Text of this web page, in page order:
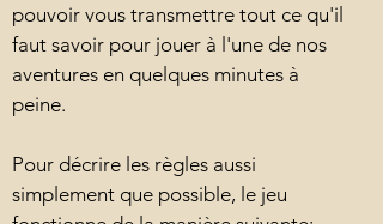
pouvoir vous transmettre tout ce qu'il
faut savoir pour jouer à l'une de nos
aventures en quelques minutes à
peine.
Pour décrire les règles aussi
simplement que possible, le jeu